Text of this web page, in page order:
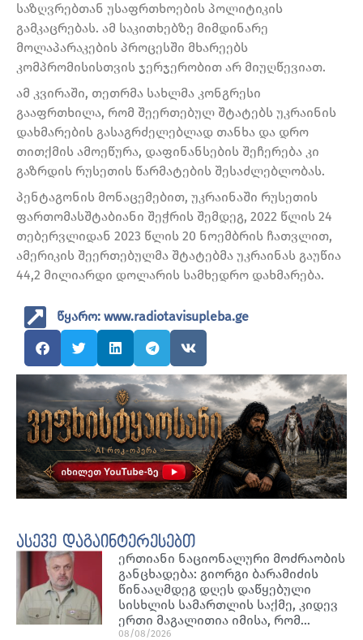
საზღვრებთან უსაფრთხოების პოლიტიკის
გამკაცრებას. ამ საკითხებზე მიმდინარე
მოლაპარაკების პროცესში მხარეებს
კომპრომისისთვის ჯერჯერობით არ მიუღწევიათ.
ამ კვირაში, თეთრმა სახლმა კონგრესი
გააფრთხილა, რომ შეერთებულ შტატებს უკრაინის
დახმარების გასაგრძელებლად თანხა და დრო
თითქმის ამოეწურა, დაფინანსების შეჩერება კი
გაზრდის რუსეთის წარმატების შესაძლებლობას.
პენტაგონის მონაცემებით, უკრაინაში რუსეთის
ფართომასშტაბიანი შეჭრის შემდეგ, 2022 წლის 24
თებერვლიდან 2023 წლის 20 ნოემბრის ჩათვლით,
ამერიკის შეერთებულმა შტატებმა უკრაინას გაუწია
44,2 მილიარდი დოლარის სამხედრო დახმარება.
წყარო: www.radiotavisupleba.ge
ასევე დაგაინტერესებთ
ერთიანი ნაციონალური მოძრაობის
განცხადება: გიორგი ბარამიძის
წინააღმდეგ დღეს დაწყებული
სისხლის სამართლის საქმე, კიდევ
ერთი მაგალითია იმისა, რომ…
08/08/2026